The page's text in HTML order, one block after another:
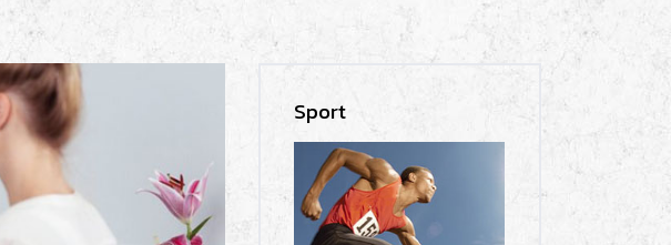
Sport